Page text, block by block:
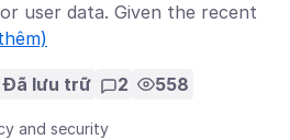
user data. Given the recent
Đã lưu trữ 2 558
and security